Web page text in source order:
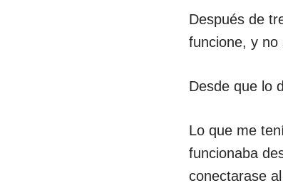
Después de
funcione, y no
Desde que lo
Lo que me
funcionaba
conectarase